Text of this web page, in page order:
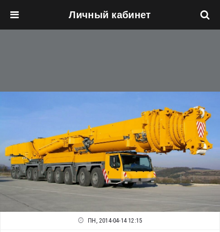
Личный кабинет
ПН, 2014-04-14 12:15